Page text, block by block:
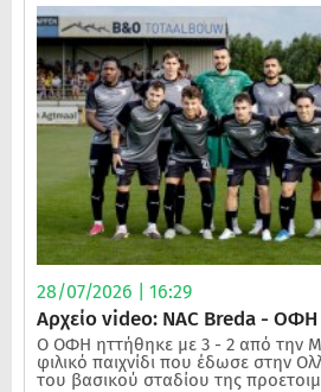
28/07/2026 | 16:29
Αρχείο video: NAC Breda - ΟΦΗ
Ο ΟΦΗ ηττήθηκε με 3 - 2 από την
φιλικό παιχνίδι που έδωσε στην
του βασικού σταδίου της